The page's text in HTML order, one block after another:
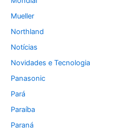
Mueller
Northland
Notícias
Novidades e Tecnologia
Panasonic
Pará
Paraíba
Paraná